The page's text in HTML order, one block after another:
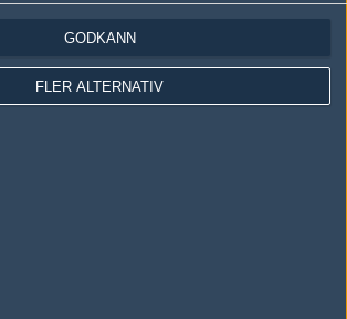
FLER ALTERNATIV
GODKÄNN